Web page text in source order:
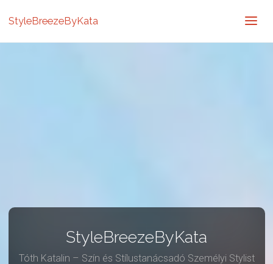
StyleBreezeByKata
StyleBreezeByKata
Tóth Katalin – Szín és Stílustanácsadó Személyi Stylist